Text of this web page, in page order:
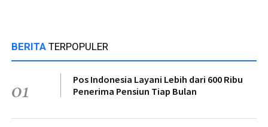
BERITA TERPOPULER
01
Pos Indonesia Layani Lebih dari 600 Ribu
Penerima Pensiun Tiap Bulan